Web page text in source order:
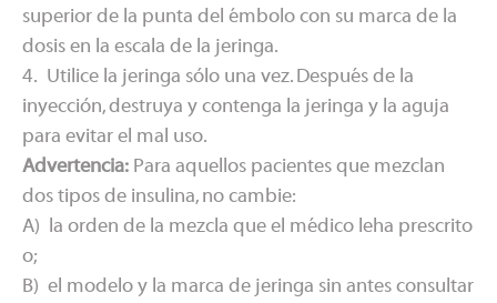
superior de la punta del émbolo con su marca de la
dosis en la escala de la jeringa.
4. Utilice la jeringa sólo una vez. Después de la
inyección, destruya y contenga la jeringa y la aguja
para evitar el mal uso.
Advertencia: Para aquellos pacientes que mezclan
dos tipos de insulina, no cambie:
A) la orden de la mezcla que el médico leha prescrito
o;
B) el modelo y la marca de jeringa sin antes consultar